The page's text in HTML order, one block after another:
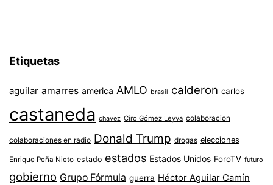
Etiquetas
aguilar amarres america AMLO brasil calderon carlos
castaneda chavez Ciro Gómez Leyva colaboracion
colaboraciones en radio Donald Trump drogas elecciones
Enrique Peña Nieto estado estados Estados Unidos ForoTV futuro
gobierno Grupo Fórmula guerra Héctor Aguilar Camín